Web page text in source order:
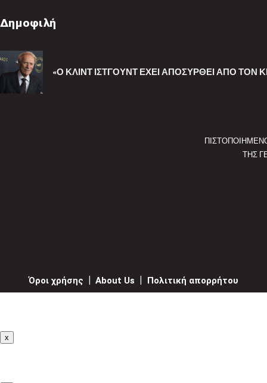
Δημοφιλή
«Ο ΚΛΙΝΤ ΊΣΤΓΟΥΝΤ ΈΧΕΙ ΑΠΟΣΥΡΘΕΊ ΑΠΌ ΤΟΝ
ΤΗΣ
Όροι χρήσης About Us Πολιτική απορρήτου
x